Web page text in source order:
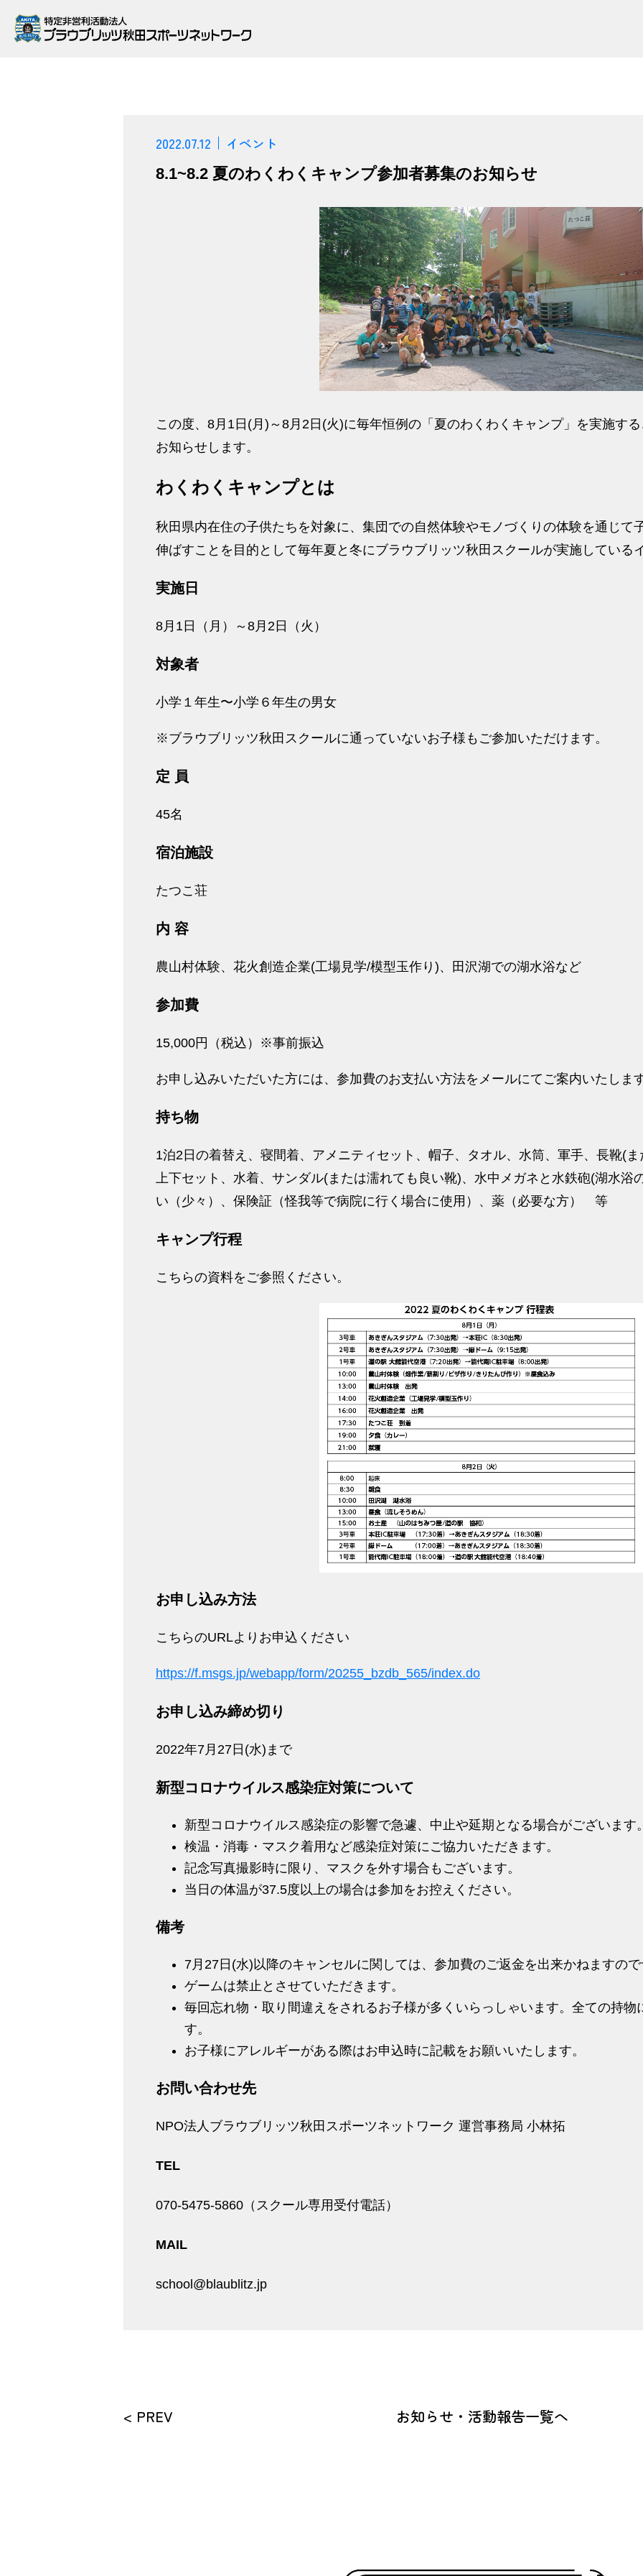
2022.07.12 イベント
8.1~8.2 夏のわくわくキャンプ参加者募集のお知らせ
この度、8月1日(月)～8月2日(火)に毎年恒例の「夏のわくわくキャンプ」を実施す
お知らせします。
わくわくキャンプとは
秋田県内在住の子供たちを対象に、集団での自然体験やモノづくりの体験を通じて
伸ばすことを目的として毎年夏と冬にブラウブリッツ秋田スクールが実施している
実施日
8月1日（月）～8月2日（火）
対象者
小学１年生〜小学６年生の男女
※ブラウブリッツ秋田スクールに通っていないお子様もご参加いただけます。
定 員
45名
宿泊施設
たつこ荘
内 容
農山村体験、花火創造企業(工場見学/模型玉作り)、田沢湖での湖水浴など
参加費
15,000円（税込）※事前振込
お申し込みいただいた方には、参加費のお支払い方法をメールにてご案内いたしま
持ち物
1泊2日の着替え、寝間着、アメニティセット、帽子、タオル、水筒、軍手、長靴(
上下セット、水着、サンダル(または濡れても良い靴)、水中メガネと水鉄砲(湖水浴
い（少々）、保険証（怪我等で病院に行く場合に使用）、薬（必要な方） 等
キャンプ行程
こちらの資料をご参照ください。
お申し込み方法
こちらのURLよりお申込ください
https://f.msgs.jp/webapp/form/20255_bzdb_565/index.do
お申し込み締め切り
2022年7月27日(水)まで
新型コロナウイルス感染症対策について
新型コロナウイルス感染症の影響で急遽、中止や延期となる場合がございます
検温・消毒・マスク着用など感染症対策にご協力いただきます。
記念写真撮影時に限り、マスクを外す場合もございます。
当日の体温が37.5度以上の場合は参加をお控えください。
備考
7月27日(水)以降のキャンセルに関しては、参加費のご返金を出来かねますの
ゲームは禁止とさせていただきます。
毎回忘れ物・取り間違えをされるお子様が多くいらっしゃいます。全ての持物
す。
お子様にアレルギーがある際はお申込時に記載をお願いいたします。
お問い合わせ先
NPO法人ブラウブリッツ秋田スポーツネットワーク 運営事務局 小林拓
TEL
070-5475-5860（スクール専用受付電話）
MAIL
school@blaublitz.jp
< PREV お知らせ・活動報告一覧へ